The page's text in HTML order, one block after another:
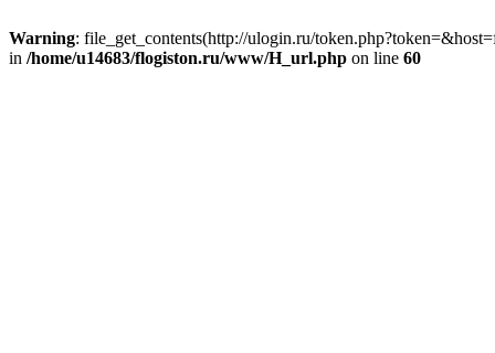
Warning: file_get_contents(http://ulogin.ru/
in /home/u14683/flogiston.ru/www/H_url.php on line 60